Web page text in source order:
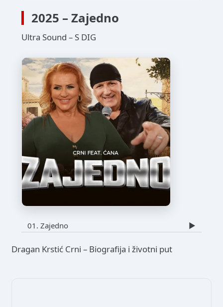
2025 – Zajedno
Ultra Sound – S DIG
01. Zajedno ▶️
Dragan Krstić Crni – Biografija i životni put